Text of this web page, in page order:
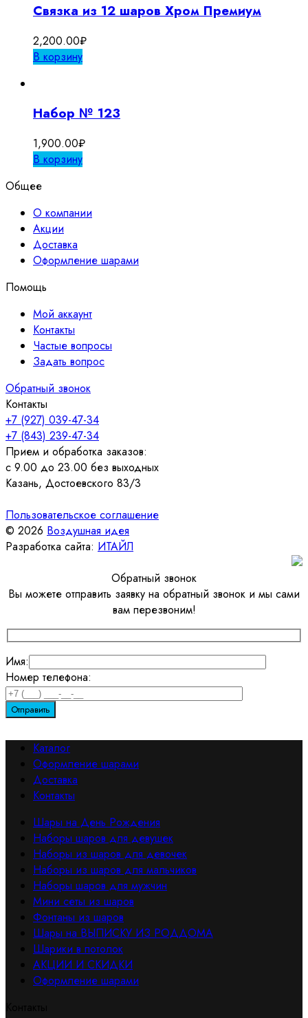
Связка из 12 шаров Хром Премиум
2,200.00₽
В корзину
Набор № 123
1,900.00₽
В корзину
Общее
О компании
Акции
Доставка
Оформление шарами
Помощь
Мой аккаунт
Контакты
Частые вопросы
Задать вопрос
Обратный звонок
Контакты
+7 (927) 039-47-34
+7 (843) 239-47-34
Прием и обработка заказов:
с 9.00 до 23.00 без выходных
Казань, Достоевского 83/3
Пользовательское соглашение
© 2026 Воздушная идея
Разработка сайта: ИТАЙЛ
Обратный звонок
Вы можете отправить заявку на обратный звонок и мы сами
вам перезвоним!
Имя:
Номер телефона:
Каталог
Оформление шарами
Доставка
Контакты
Шары на День Рождения
Наборы шаров для девушек
Наборы из шаров для девочек
Наборы из шаров для мальчиков
Наборы шаров для мужчин
Мини сеты из шаров
Фонтаны из шаров
Шары на ВЫПИСКУ ИЗ РОДДОМА
Шарики в потолок
АКЦИИ И СКИДКИ
Оформление шарами